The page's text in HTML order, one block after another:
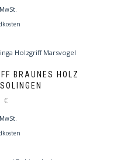
BRAUNES HOLZ
€